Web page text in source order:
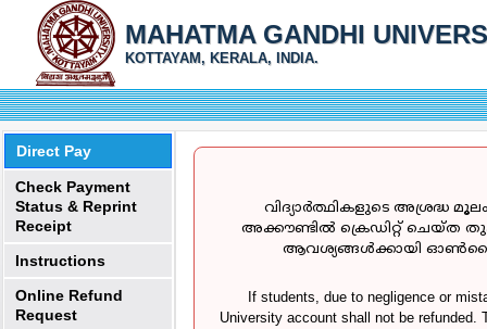
MAHATMA GANDHI
KOTTAYAM, KERALA, INDIA.
Direct Pay
Check Payment
Status & Reprint
Receipt
Instructions
Online Refund
Request
വിദ്യാർത്ഥികളുടെ അശ്രദ്ധ
അക്കൗണ്ടിൽ ക്രെഡിറ്റ് ചെയ്ത
ആവശ്യങ്ങൾക്കായി
If students, due to negligence or
University account shall not be refunded.